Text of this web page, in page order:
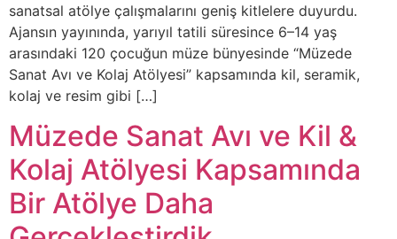
sanatsal atölye çalışmalarını geniş kitlelere duyurdu.
Ajansın yayınında, yarıyıl tatili süresince 6–14 yaş
arasındaki 120 çocuğun müze bünyesinde “Müzede
Sanat Avı ve Kolaj Atölyesi” kapsamında kil, seramik,
kolaj ve resim gibi […]
Müzede Sanat Avı ve Kil &
Kolaj Atölyesi Kapsamında
Bir Atölye Daha